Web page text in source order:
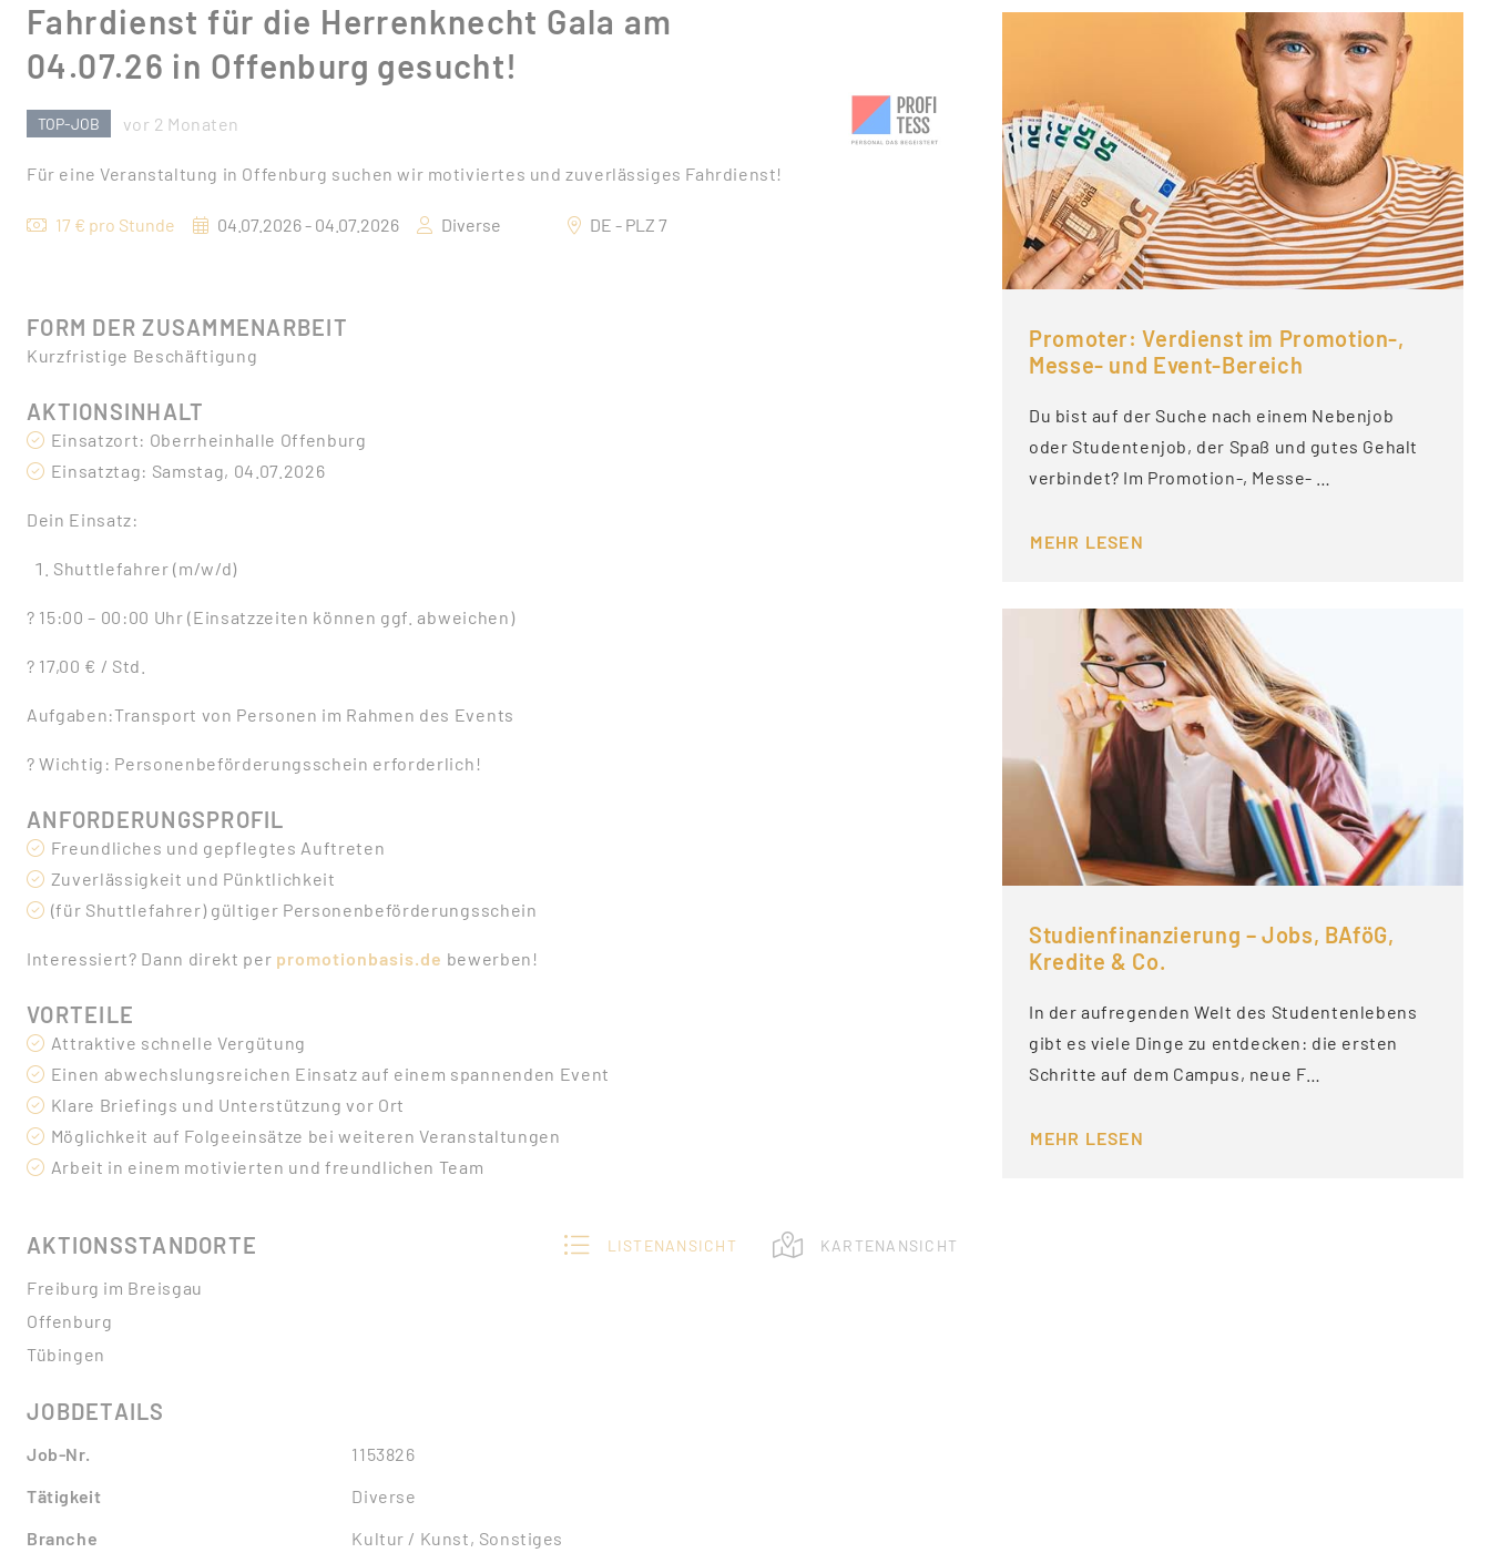
Fahrdienst für die Herrenknecht Gala am
04.07.26 in Offenburg gesucht!
TOP-JOB vor 2 Monaten
Für eine Veranstaltung in Offenburg suchen wir motiviertes und zuverlässiges Fahrdienst!
17 € pro Stunde 04.07.2026 - 04.07.2026 Diverse DE - PLZ 7
FORM DER ZUSAMMENARBEIT
Kurzfristige Beschäftigung
AKTIONSINHALT
Einsatzort: Oberrheinhalle Offenburg
Einsatztag: Samstag, 04.07.2026
Dein Einsatz:
Shuttlefahrer (m/w/d)
? 15:00 – 00:00 Uhr (Einsatzzeiten können ggf. abweichen)
? 17,00 € / Std.
Aufgaben:Transport von Personen im Rahmen des Events
? Wichtig: Personenbeförderungsschein erforderlich!
ANFORDERUNGSPROFIL
Freundliches und gepflegtes Auftreten
Zuverlässigkeit und Pünktlichkeit
(für Shuttlefahrer) gültiger Personenbeförderungsschein
Interessiert? Dann direkt per promotionbasis.de bewerben!
VORTEILE
Attraktive schnelle Vergütung
Einen abwechslungsreichen Einsatz auf einem spannenden Event
Klare Briefings und Unterstützung vor Ort
Möglichkeit auf Folgeeinsätze bei weiteren Veranstaltungen
Arbeit in einem motivierten und freundlichen Team
AKTIONSSTANDORTE LISTENANSICHT KARTENANSICHT
Freiburg im Breisgau
Offenburg
Tübingen
JOBDETAILS
Job-Nr.
1153826
Tätigkeit
Diverse
Branche
Kultur / Kunst, Sonstiges
Promoter: Verdienst im Promotion-,
Messe- und Event-Bereich
Du bist auf der Suche nach einem Nebenjob
oder Studentenjob, der Spaß und gutes Gehalt
verbindet? Im Promotion-, Messe- …
MEHR LESEN
Studienfinanzierung – Jobs, BAföG,
Kredite & Co.
In der aufregenden Welt des Studentenlebens
gibt es viele Dinge zu entdecken: die ersten
Schritte auf dem Campus, neue F…
MEHR LESEN